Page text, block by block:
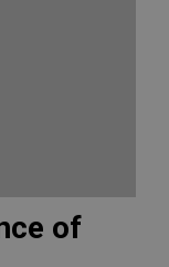
of